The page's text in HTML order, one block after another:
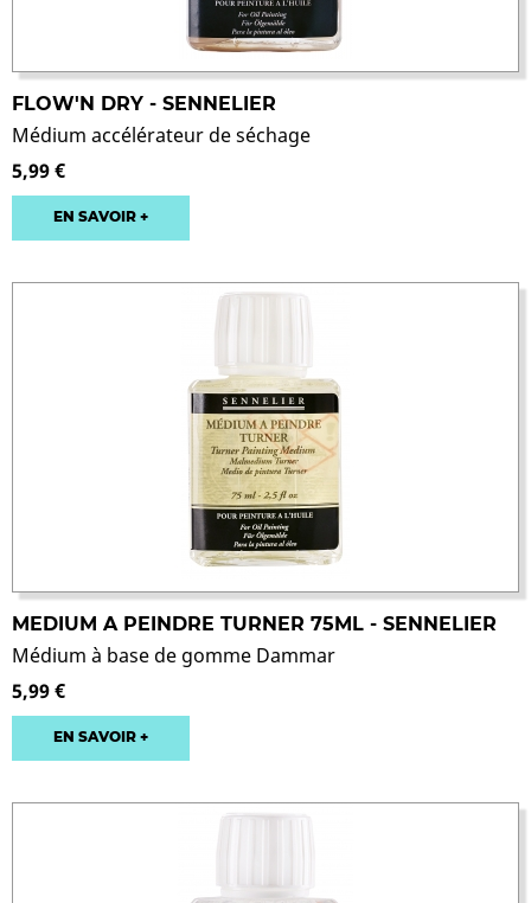
FLOW'N DRY - SENNELIER
Médium accélérateur de séchage
5,99 €
EN SAVOIR +
MEDIUM A PEINDRE TURNER 75ML - SENNELIER
Médium à base de gomme Dammar
5,99 €
EN SAVOIR +